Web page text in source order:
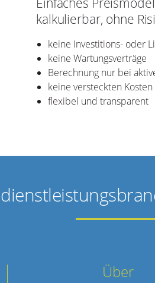
kalkulierbar, ohne
keine Investitions- oder
keine Wartungsverträge
Berechnung nur bei
keine versteckten Kosten
flexibel und transparent
Über